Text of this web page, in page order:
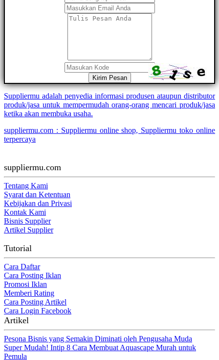
Kirim Pesan
Suppliermu adalah penyedia informasi produsen ataupun distributor
produk/jasa untuk mempermudah orang-orang mencari produk/jasa
ketika akan membuka usaha.
suppliermu.com : Suppliermu online shop, Suppliermu toko online
terpercaya
suppliermu.com
Tentang Kami
Syarat dan Ketentuan
Kebijakan dan Privasi
Kontak Kami
Bisnis Supplier
Artikel Supplier
Tutorial
Cara Daftar
Cara Posting Iklan
Promosi Iklan
Memberi Rating
Cara Posting Artikel
Cara Login Facebook
Artikel
Pesona Bisnis yang Semakin Diminati oleh Pengusaha Muda
Super Mudah! Intip 8 Cara Membuat Aquascape Murah untuk
Pemula